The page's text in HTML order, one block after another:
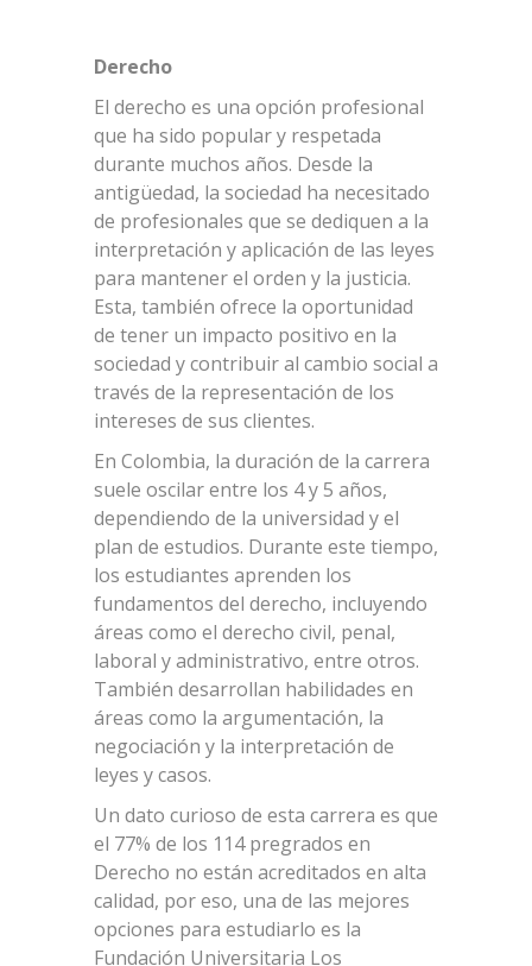
Derecho
El derecho es una opción profesional
que ha sido popular y respetada
durante muchos años. Desde la
antigüedad, la sociedad ha necesitado
de profesionales que se dediquen a la
interpretación y aplicación de las leyes
para mantener el orden y la justicia.
Esta, también ofrece la oportunidad
de tener un impacto positivo en la
sociedad y contribuir al cambio social a
través de la representación de los
intereses de sus clientes.
En Colombia, la duración de la carrera
suele oscilar entre los 4 y 5 años,
dependiendo de la universidad y el
plan de estudios. Durante este tiempo,
los estudiantes aprenden los
fundamentos del derecho, incluyendo
áreas como el derecho civil, penal,
laboral y administrativo, entre otros.
También desarrollan habilidades en
áreas como la argumentación, la
negociación y la interpretación de
leyes y casos.
Un dato curioso de esta carrera es que
el 77% de los 114 pregrados en
Derecho no están acreditados en alta
calidad, por eso, una de las mejores
opciones para estudiarlo es la
Fundación Universitaria Los